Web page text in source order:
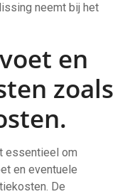
neemt bij het
en
zoals
essentieel om
en eventuele
De